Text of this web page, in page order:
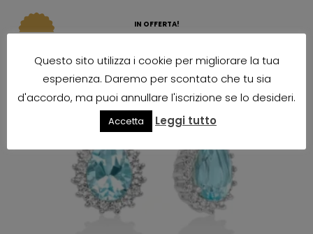
IN OFFERTA!
Questo sito utilizza i cookie per migliorare la tua
esperienza. Daremo per scontato che tu sia
d'accordo, ma puoi annullare l'iscrizione se lo desideri.
Accetta Leggi tutto